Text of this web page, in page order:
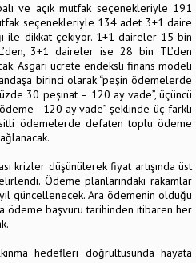
ve açık mutfak seçenekleriyle 191
seçenekleriyle 134 adet 3+1 daire
ile dikkat çekiyor. 1+1 daireler 15 bin
3+1 daireler ise 28 bin TL’den
Asgari ücrete endeksli finans modeli
birinci olarak “peşin ödemelerde
30 peşinat – 120 ay vade”, üçüncü
- 120 ay vade” şeklinde üç farklı
ödemelerde defaten toplu ödeme
krizler düşünülerek fiyat artışında üst
Ödeme planlarındaki rakamlar
güncellenecek. Ara ödemenin olduğu
ödeme başvuru tarihinden itibaren her
hedefleri doğrultusunda hayata